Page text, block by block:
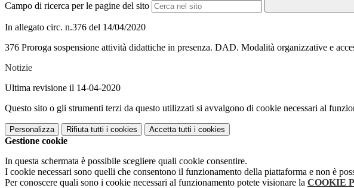
Campo di ricerca per le pagine del sito
In allegato circ. n.376 del 14/04/2020
376 Proroga sospensione attività didattiche in presenza. DAD. Modalità organizzative e
Notizie
Ultima revisione il 14-04-2020
Questo sito o gli strumenti terzi da questo utilizzati si avvalgono di cookie necessari al
Personalizza Rifiuta tutti i cookies Accetta tutti i cookies
Gestione cookie
In questa schermata è possibile scegliere quali cookie consentire.
I cookie necessari sono quelli che consentono il funzionamento della piattaforma e non è
Per conoscere quali sono i cookie necessari al funzionamento potete visionare la COOKIE